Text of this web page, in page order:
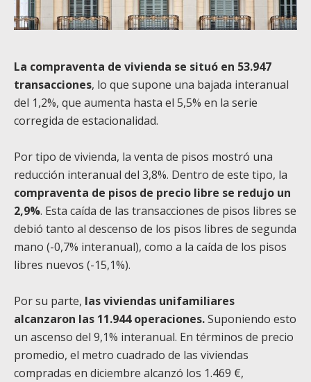
La compraventa de vivienda se situó en 53.947
transacciones, lo que supone una bajada interanual
del 1,2%, que aumenta hasta el 5,5% en la serie
corregida de estacionalidad.
Por tipo de vivienda, la venta de pisos mostró una
reducción interanual del 3,8%. Dentro de este tipo, la
compraventa de pisos de precio libre se redujo un
2,9%. Esta caída de las transacciones de pisos libres se
debió tanto al descenso de los pisos libres de segunda
mano (-0,7% interanual), como a la caída de los pisos
libres nuevos (-15,1%).
Por su parte, las viviendas unifamiliares
alcanzaron las 11.944 operaciones.Suponiendo esto
un ascenso del 9,1% interanual. En términos de precio
promedio, el metro cuadrado de las viviendas
compradas en diciembre alcanzó los 1.469 €,